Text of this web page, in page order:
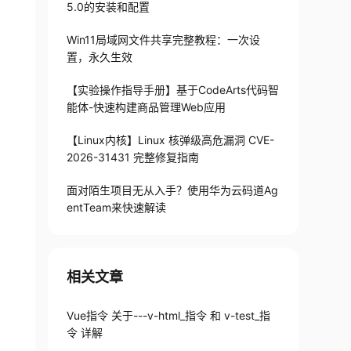
5.0的安装和配置
Win11局域网文件共享完整教程：一次设
置，永久生效
【实验操作指导手册】基于CodeArts代码智
能体-快速构建商品管理Web应用
【Linux内核】Linux 核弹级高危漏洞 CVE-
2026-31431 完整修复指南
面对陌生项目无从入手？使用华为云码道Ag
entTeam来快速解读
相关文章
Vue指令 关于---v-html_指令 和 v-test_指
令 详解